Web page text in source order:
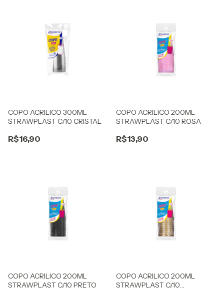
COPO ACRILICO 300ML
STRAWPLAST C/10 CRISTAL
R$16,90
COPO ACRILICO 200ML
STRAWPLAST C/10 ROSA
R$13,90
COPO ACRILICO 200ML
STRAWPLAST C/10 PRETO
COPO ACRILICO 200ML
STRAWPLAST C/10